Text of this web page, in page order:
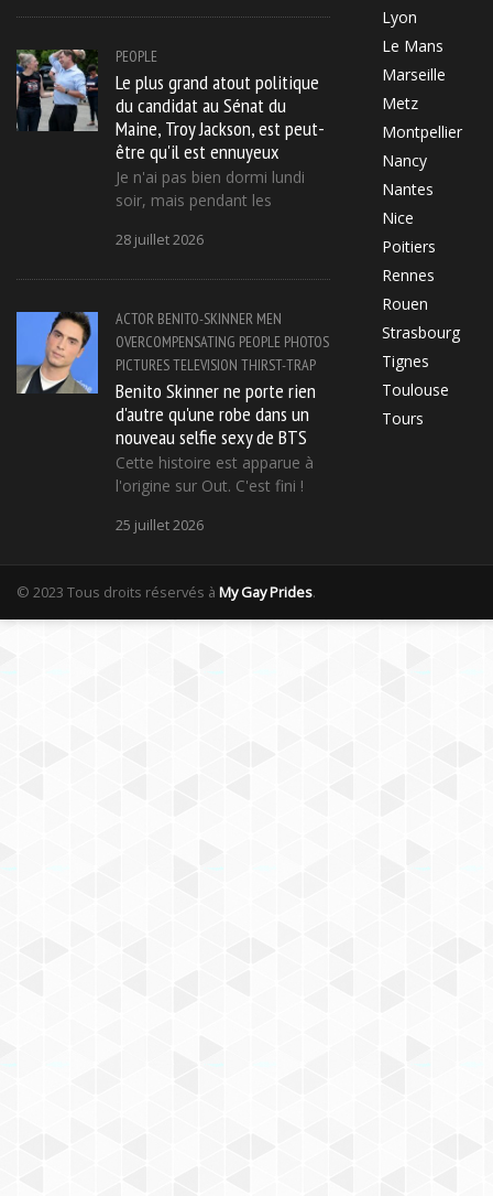
PEOPLE
Le plus grand atout politique
du candidat au Sénat du
Maine, Troy Jackson, est peut-
être qu'il est ennuyeux
Je n'ai pas bien dormi lundi
soir, mais pendant les
28 juillet 2026
ACTOR BENITO-SKINNER MEN
OVERCOMPENSATING PEOPLE PHOTOS
PICTURESTELEVISION THIRST-TRAP
Benito Skinner ne porte rien
d'autre qu'une robe dans un
nouveau selfie sexy de BTS
Cette histoire est apparue à
l'origine sur Out. C'est fini !
25 juillet 2026
Lyon
Le Mans
Marseille
Metz
Montpellier
Nancy
Nantes
Nice
Poitiers
Rennes
Rouen
Strasbourg
Tignes
Toulouse
Tours
© 2023 Tous droits réservés à My Gay Prides.